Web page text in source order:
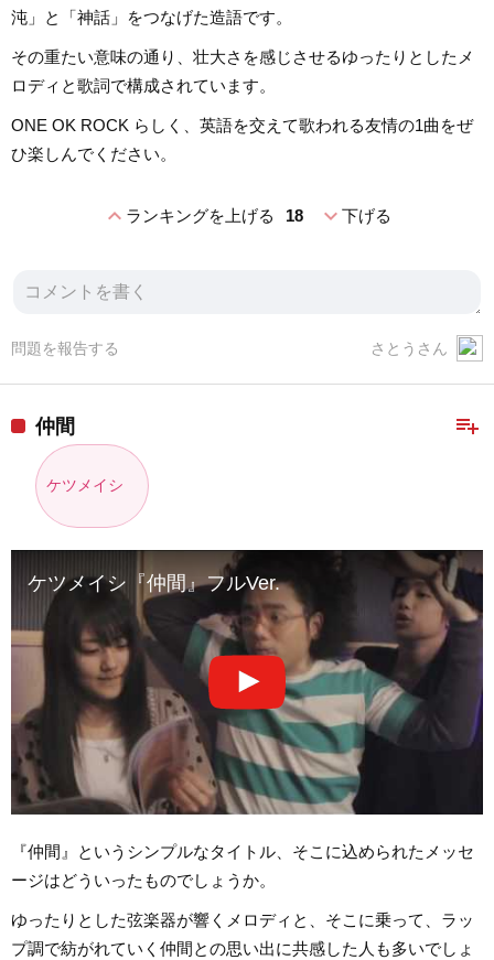
沌」と「神話」をつなげた造語です。
その重たい意味の通り、壮大さを感じさせるゆったりとしたメ
ロディと歌詞で構成されています。
ONE OK ROCK らしく、英語を交えて歌われる友情の1曲をぜ
ひ楽しんでください。
expand_lessランキングを上げる 18 expand_more下げる
さとうさん
問題を報告する
playlist_add
仲間
ケツメイシ
ケツメイシ『仲間』フルVer.
『仲間』というシンプルなタイトル、そこに込められたメッセ
ージはどういったものでしょうか。
ゆったりとした弦楽器が響くメロディと、そこに乗って、ラッ
プ調で紡がれていく仲間との思い出に共感した人も多いでしょ